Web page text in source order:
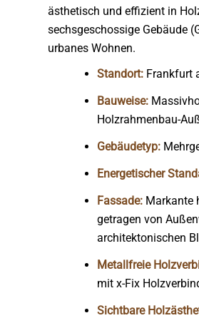
ästhetisch und effizient in
sechsgeschossige Gebäude
urbanes Wohnen.
Standort: Frankfurt
Bauweise:
Holzrahmenbau-
Gebäudetyp:
Energetischer
Fassade: Markante
getragen von
architektonischen
Metallfreie
mit x-Fix
Sichtbare